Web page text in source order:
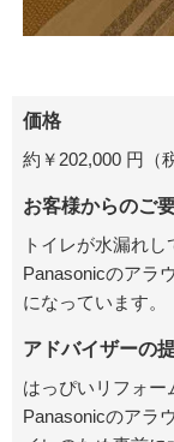
価格
約￥ 202,000円 （
お客様からのご
トイレが水漏れし
Panasonicのアラ
になっています。
アドバイザーの
はっぴいリフォー
Panasonicのアラ